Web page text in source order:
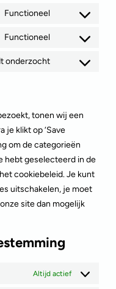
Functioneel
Functioneel
onderzocht
tonen wij een
je klikt op ‘Save
om de categorieën
hebt geselecteerd in de
cookiebeleid. Je kunt
uitschakelen, je moet
site dan mogelijk
Altijd actief